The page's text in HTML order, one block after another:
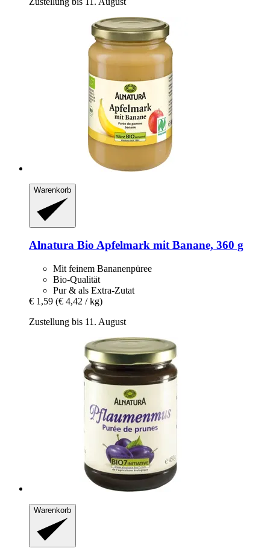
Warenkorb
Alnatura Bio Apfelmark mit Banane, 360 g
Mit feinem Bananenpüree
Bio-Qualität
Pur & als Extra-Zutat
€ 1,59 (€ 4,42 / kg)
Zustellung bis 11. August
Warenkorb